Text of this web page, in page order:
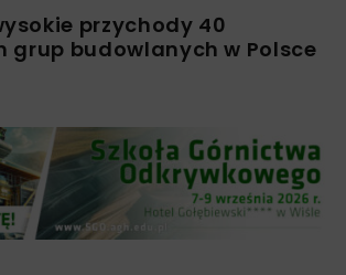
przychody 40
grup budowlanych w Polsce